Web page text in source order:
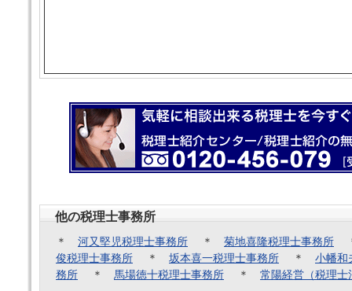
他の税理士事務所
＊ 河又堅児税理士事務所 ＊ 菊地喜隆税理士事務所
俊税理士事務所 ＊ 坂本喜一税理士事務所 ＊ 小幡和
務所 ＊ 馬場徳十税理士事務所 ＊ 常陽経営（税理士